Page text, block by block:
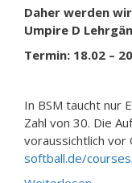
Daher werden
Umpire D
Termin: 18.02 –
In BSM taucht nur
Zahl von 30. Die
voraussichtlich vor
softball.de/